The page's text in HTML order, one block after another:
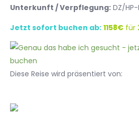
Unterkunft / Verpflegung: DZ/HP-
Jetzt sofort buchen ab: 1158€ für
Diese Reise wird präsentiert von: